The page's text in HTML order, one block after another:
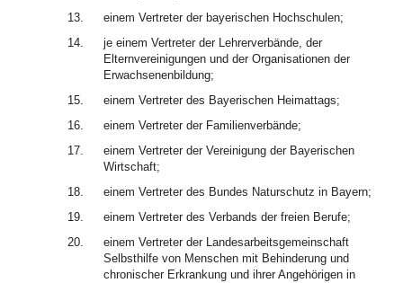
13.
einem Vertreter der bayerischen Hochschulen;
14.
je einem Vertreter der Lehrerverbände, der
Elternvereinigungen und der Organisationen der
Erwachsenenbildung;
15.
einem Vertreter des Bayerischen Heimattags;
16.
einem Vertreter der Familienverbände;
17.
einem Vertreter der Vereinigung der Bayerischen
Wirtschaft;
18.
einem Vertreter des Bundes Naturschutz in Bayern;
19.
einem Vertreter des Verbands der freien Berufe;
20.
einem Vertreter der Landesarbeitsgemeinschaft
Selbsthilfe von Menschen mit Behinderung und
chronischer Erkrankung und ihrer Angehörigen in